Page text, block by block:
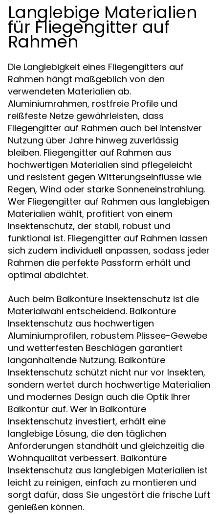
Langlebige Materialien
für Fliegengitter auf
Rahmen
Die Langlebigkeit eines Fliegengitters auf
Rahmen hängt maßgeblich von den
verwendeten Materialien ab.
Aluminiumrahmen, rostfreie Profile und
reißfeste Netze gewährleisten, dass
Fliegengitter auf Rahmen auch bei intensiver
Nutzung über Jahre hinweg zuverlässig
bleiben. Fliegengitter auf Rahmen aus
hochwertigen Materialien sind pflegeleicht
und resistent gegen Witterungseinflüsse wie
Regen, Wind oder starke Sonneneinstrahlung.
Wer Fliegengitter auf Rahmen aus langlebigen
Materialien wählt, profitiert von einem
Insektenschutz, der stabil, robust und
funktional ist. Fliegengitter auf Rahmen lassen
sich zudem individuell anpassen, sodass jeder
Rahmen die perfekte Passform erhält und
optimal abdichtet.
Auch beim Balkontüre Insektenschutz ist die
Materialwahl entscheidend. Balkontüre
Insektenschutz aus hochwertigen
Aluminiumprofilen, robustem Plissee-Gewebe
und wetterfesten Beschlägen garantiert
langanhaltende Nutzung. Balkontüre
Insektenschutz schützt nicht nur vor Insekten,
sondern wertet durch hochwertige Materialien
und modernes Design auch die Optik Ihrer
Balkontür auf. Wer in Balkontüre
Insektenschutz investiert, erhält eine
langlebige Lösung, die den täglichen
Anforderungen standhält und gleichzeitig die
Wohnqualität verbessert. Balkontüre
Insektenschutz aus langlebigen Materialien ist
leicht zu reinigen, einfach zu montieren und
sorgt dafür, dass Sie ungestört die frische Luft
genießen können.